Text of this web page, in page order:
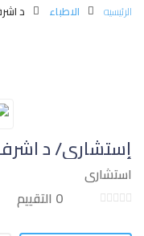
الرئيسيه الاطباء د
إستشاري/ د
استشارى
0 التقييم